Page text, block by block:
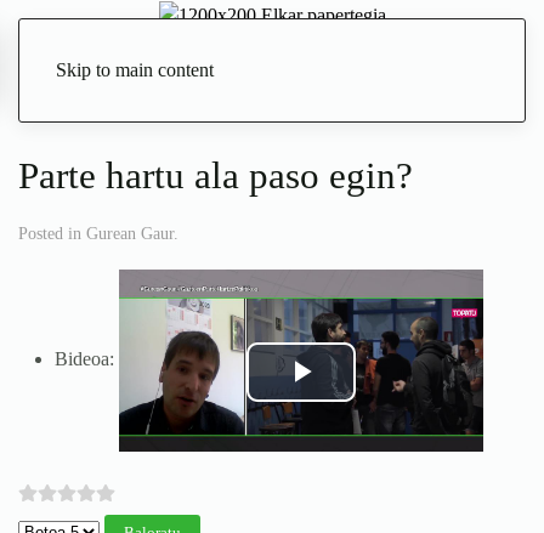
Skip to main content
Parte hartu ala paso egin?
Posted in Gurean Gaur.
Bideoa:
Mesedez, Baloratu